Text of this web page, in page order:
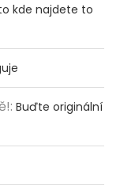
kde najdete to
: Buďte originální